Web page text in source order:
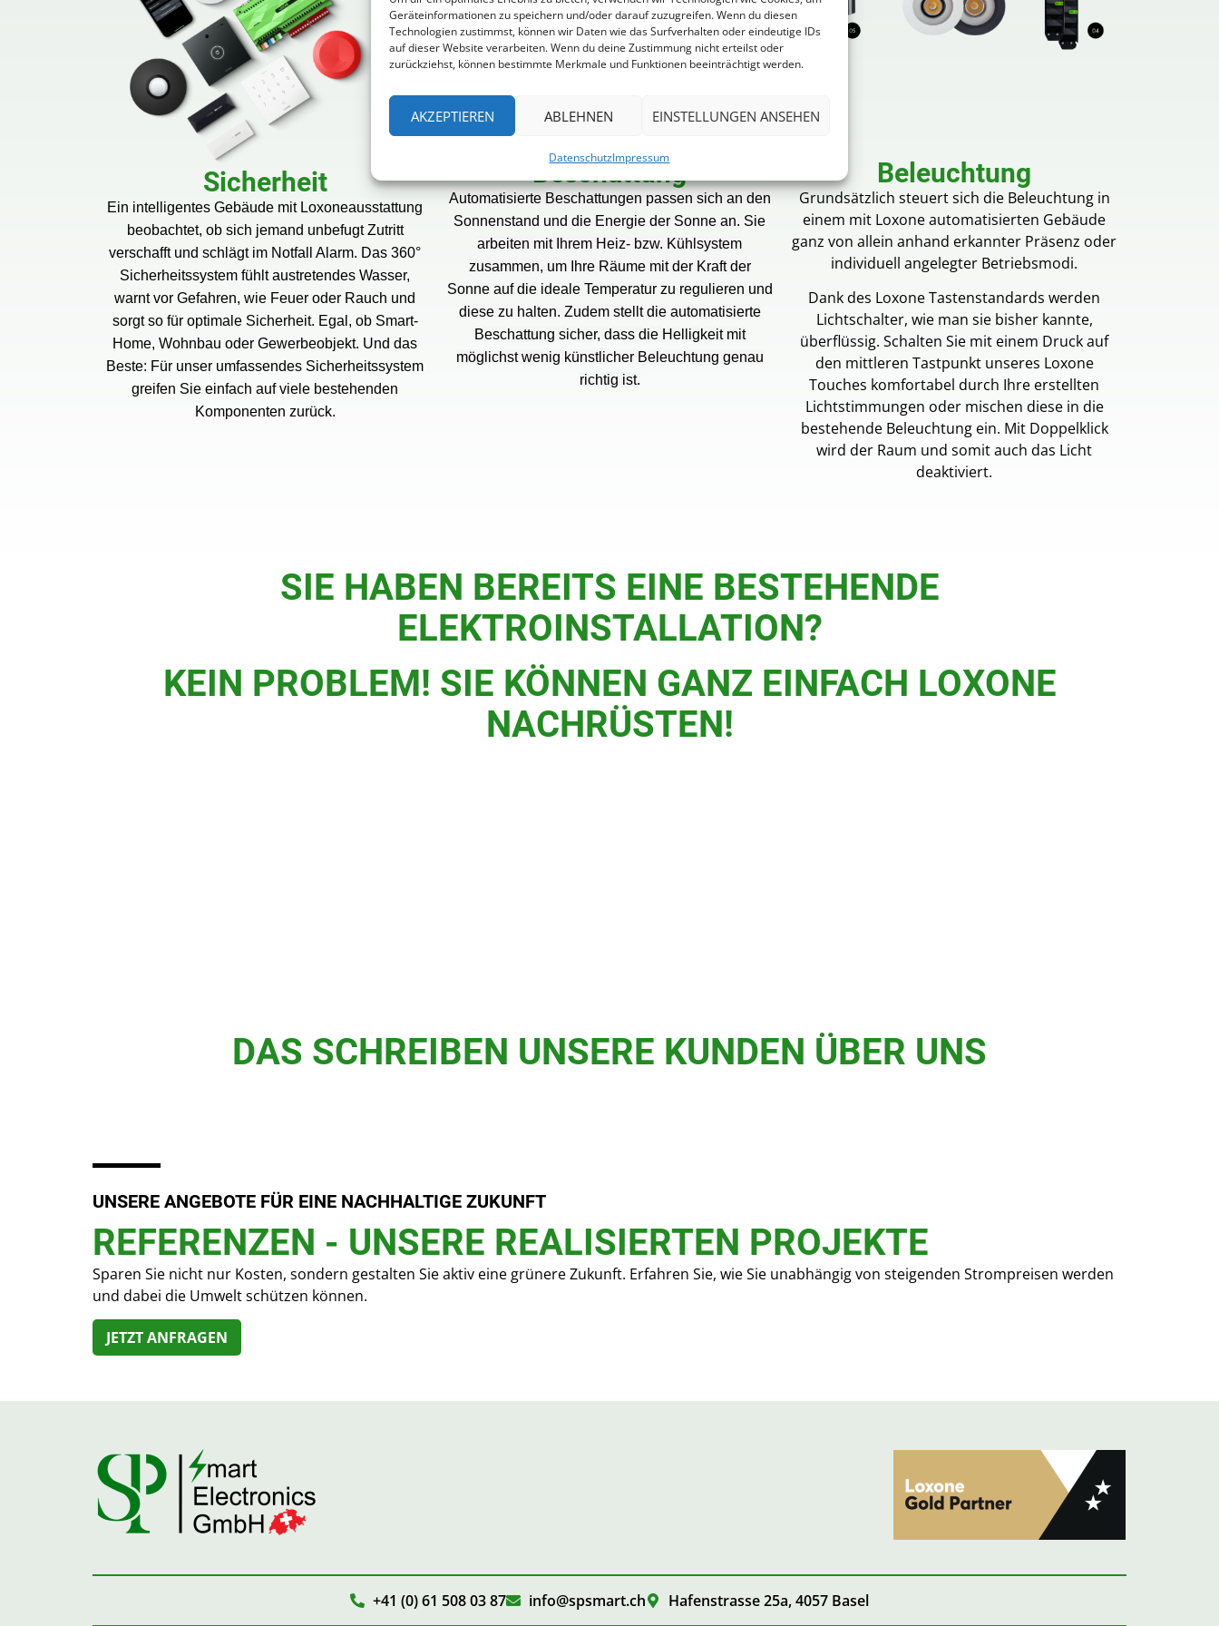
Geräteinformationen zu speichern und/oder darauf zuzugreifen. Wenn du diesen
Technologien zustimmst, können wir Daten wie das Surfverhalten oder eindeutige IDs
auf dieser Website verarbeiten. Wenn du deine Zustimmung nicht erteilst oder
zurückziehst, können bestimmte Merkmale und Funktionen beeinträchtigt werden.
AKZEPTIEREN ABLEHNEN EINSTELLUNGEN ANSEHEN
DatenschutzImpressum
Sicherheit
Ein intelligentes Gebäude mit Loxoneausstattung
beobachtet, ob sich jemand unbefugt Zutritt
verschafft und schlägt im Notfall Alarm. Das 360°
Sicherheitssystem fühlt austretendes Wasser,
warnt vor Gefahren, wie Feuer oder Rauch und
sorgt so für optimale Sicherheit. Egal, ob Smart-
Home, Wohnbau oder Gewerbeobjekt. Und das
Beste: Für unser umfassendes Sicherheitssystem
greifen Sie einfach auf viele bestehenden
Komponenten zurück.
Beschattung
Automatisierte Beschattungen passen sich an den
Sonnenstand und die Energie der Sonne an. Sie
arbeiten mit Ihrem Heiz- bzw. Kühlsystem
zusammen, um Ihre Räume mit der Kraft der
Sonne auf die ideale Temperatur zu regulieren und
diese zu halten. Zudem stellt die automatisierte
Beschattung sicher, dass die Helligkeit mit
möglichst wenig künstlicher Beleuchtung genau
richtig ist.
Beleuchtung
Grundsätzlich steuert sich die Beleuchtung in
einem mit Loxone automatisierten Gebäude
ganz von allein anhand erkannter Präsenz oder
individuell angelegter Betriebsmodi.
Dank des Loxone Tastenstandards werden
Lichtschalter, wie man sie bisher kannte,
überflüssig. Schalten Sie mit einem Druck auf
den mittleren Tastpunkt unseres Loxone
Touches komfortabel durch Ihre erstellten
Lichtstimmungen oder mischen diese in die
bestehende Beleuchtung ein. Mit Doppelklick
wird der Raum und somit auch das Licht
deaktiviert.
SIE HABEN BEREITS EINE BESTEHENDE
ELEKTROINSTALLATION?
KEIN PROBLEM! SIE KÖNNEN GANZ EINFACH LOXONE
NACHRÜSTEN!
DAS SCHREIBEN UNSERE KUNDEN ÜBER UNS
UNSERE ANGEBOTE FÜR EINE NACHHALTIGE ZUKUNFT
REFERENZEN - UNSERE REALISIERTEN PROJEKTE
Sparen Sie nicht nur Kosten, sondern gestalten Sie aktiv eine grünere Zukunft. Erfahren Sie, wie Sie unabhängig von steigenden Strompreisen werden
und dabei die Umwelt schützen können.
JETZT ANFRAGEN
+41 (0) 61 508 03 87 info@spsmart.ch Hafenstrasse 25a, 4057 Basel